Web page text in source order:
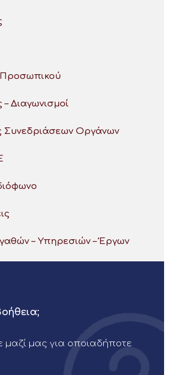
Διαγωνισμοί
Συνεδριάσεων Οργάνων
– Υπηρεσιών – Έργων
μαζί μας για οποιαδήποτε